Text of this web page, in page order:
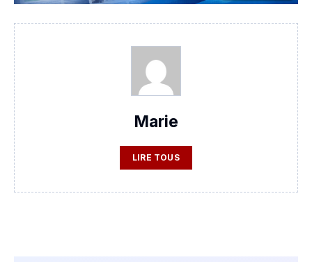
Marie
LIRE TOUS